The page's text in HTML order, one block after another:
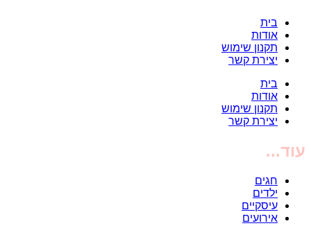
בית
אודות
תקנון שימוש
יצירת קשר
בית
אודות
תקנון שימוש
יצירת קשר
עוד...
חגים
ילדים
עיסקיים
אירועים